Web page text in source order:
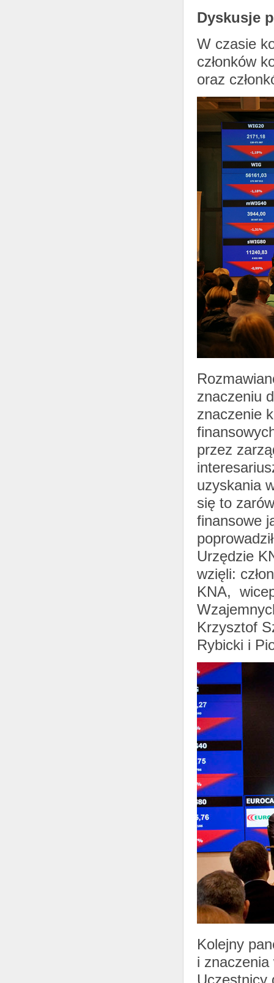
Dyskusje
W czasie
członków
oraz
znaczeniu
znaczenie
przez
uzyskania
się to
finansowe
Urzędzie
wzięli:
KNA,
Krzysztof
Rybicki i
Kolejny
i
Uczestnicy